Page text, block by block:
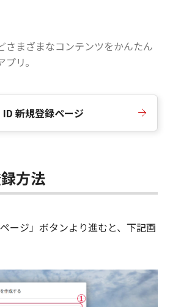
さまざまなコンテンツをかんたん
リ。
新規登録ページ
方法
ージ」ボタンより進むと、下記画